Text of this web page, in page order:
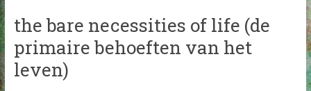
the bare necessities of life (de
primaire behoeften van het
leven)